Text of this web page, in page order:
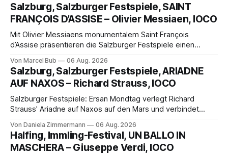
Salzburg, Salzburger Festspiele, SAINT
FRANÇOIS D’ASSISE – Olivier Messiaen, IOCO
Mit Olivier Messiaens monumentalem Saint François
d’Assise präsentieren die Salzburger Festspiele einen
eine bildgewaltige Inszenierung, Maxime Pascal entfaltet
die komplexe Partitur eindrucksvoll, Philippe Sly berührt als
Franziskus.
Von Marcel Bub 06 Aug. 2026
Salzburg, Salzburger Festspiele, ARIADNE
AUF NAXOS – Richard Strauss, IOCO
Salzburger Festspiele: Ersan Mondtag verlegt Richard
Strauss' Ariadne auf Naxos auf den Mars und verbindet
Aufführung mit starken Solisten und den Wiener
Philharmonikern, szenisch bleibt der zweite Akt jedoch
hinter den Erwartungen zurück.
Von Daniela Zimmermann 06 Aug. 2026
Halfing, Immling-Festival, UN BALLO IN
MASCHERA – Giuseppe Verdi, IOCO